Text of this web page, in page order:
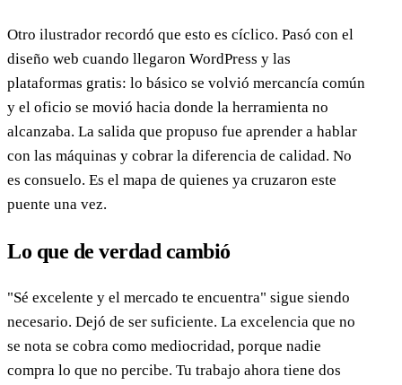
Otro ilustrador recordó que esto es cíclico. Pasó con el
diseño web cuando llegaron WordPress y las
plataformas gratis: lo básico se volvió mercancía común
y el oficio se movió hacia donde la herramienta no
alcanzaba. La salida que propuso fue aprender a hablar
con las máquinas y cobrar la diferencia de calidad. No
es consuelo. Es el mapa de quienes ya cruzaron este
puente una vez.
Lo que de verdad cambió
"Sé excelente y el mercado te encuentra" sigue siendo
necesario. Dejó de ser suficiente. La excelencia que no
se nota se cobra como mediocridad, porque nadie
compra lo que no percibe. Tu trabajo ahora tiene dos